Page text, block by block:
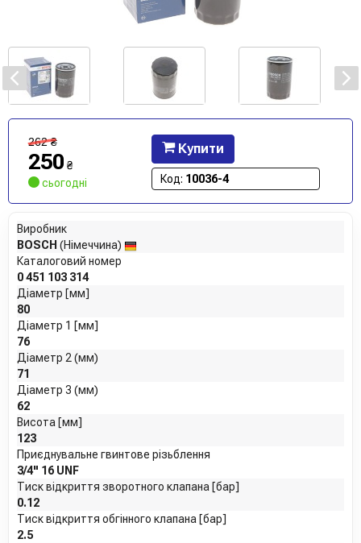
262 ₴
250 ₴
сьогодні
Купити
Код: 10036-4
Виробник
BOSCH (Німеччина)
Каталоговий номер
0 451 103 314
Діаметр [мм]
80
Діаметр 1 [мм]
76
Діаметр 2 (мм)
71
Діаметр 3 (мм)
62
Висота [мм]
123
Приєднувальне гвинтове різьблення
3/4" 16 UNF
Тиск відкриття зворотного клапана [бар]
0.12
Тиск відкриття обгінного клапана [бар]
2.5